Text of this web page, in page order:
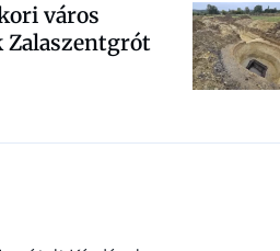
város
Zalaszentgrót